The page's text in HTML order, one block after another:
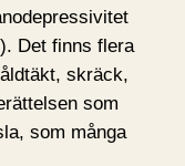
Det finns flera
skräck,
som
som många